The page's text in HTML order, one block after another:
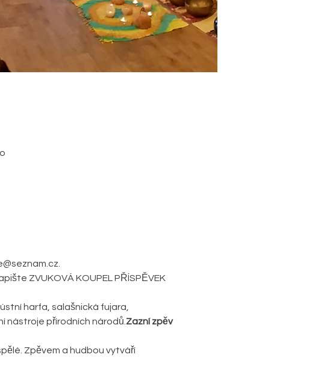
ZVUKOVÁ KOUPEL PŘÍSPĚVEK
nástroje přírodních národů. Zazní zpěv
Zpěvem a hudbou vytváří